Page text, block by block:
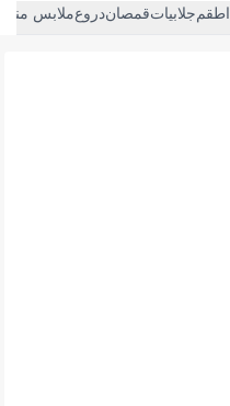
اطقمجلابياتقمصاندروعملابس